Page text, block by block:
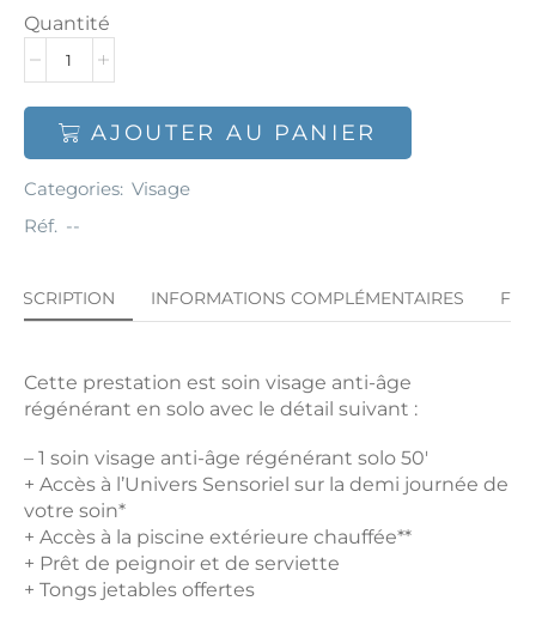
Quantité
AJOUTER AU PANIER
Categories: Visage
Réf. --
INFORMATIONS COMPLÉMENTAIRES FAQ
Cette prestation est soin visage anti-âge
régénérant en solo avec le détail suivant :
– 1 soin visage anti-âge régénérant solo 50′
+ Accès à l’Univers Sensoriel sur la demi journée de
votre soin*
+ Accès à la piscine extérieure chauffée**
+ Prêt de peignoir et de serviette
+ Tongs jetables offertes